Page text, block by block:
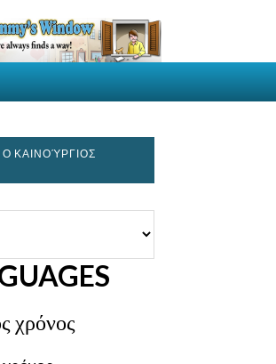
Ο ΚΑΙΝΟΎΡΓΙΟΣ
χρόνος